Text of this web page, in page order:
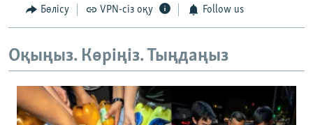
Бөлісу VPN-сіз оқу Follow us
Оқыңыз. Көріңіз. Тыңдаңыз